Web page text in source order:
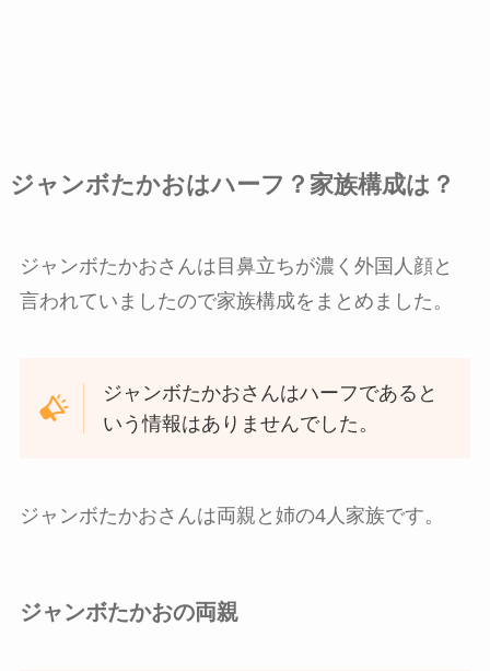
ジャンボたかおはハーフ？家族構成は？
ジャンボたかおさんは目鼻立ちが濃く外国人顔と
言われていましたので家族構成をまとめました。
ジャンボたかおさんはハーフであると
いう情報はありませんでした。
ジャンボたかおさんは両親と姉の4人家族です。
ジャンボたかおの両親